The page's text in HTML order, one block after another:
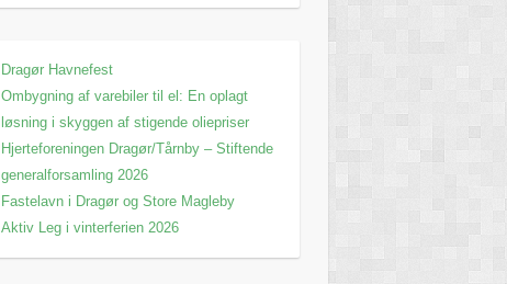
Dragør Havnefest
Ombygning af varebiler til el: En oplagt
løsning i skyggen af stigende oliepriser
Hjerteforeningen Dragør/Tårnby – Stiftende
generalforsamling 2026
Fastelavn i Dragør og Store Magleby
Aktiv Leg i vinterferien 2026